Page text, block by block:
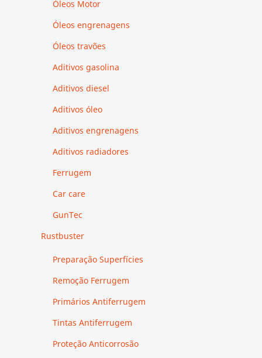
Óleos Motor
Óleos engrenagens
Óleos travões
Aditivos gasolina
Aditivos diesel
Aditivos óleo
Aditivos engrenagens
Aditivos radiadores
Ferrugem
Car care
GunTec
Rustbuster
Preparação Superfícies
Remoção Ferrugem
Primários Antiferrugem
Tintas Antiferrugem
Proteção Anticorrosão